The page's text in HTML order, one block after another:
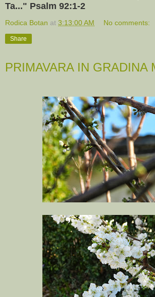
Ta..." Psalm 92:1-2
Rodica Botan at 3:13:00 AM No comments:
Share
PRIMAVARA IN GRADINA